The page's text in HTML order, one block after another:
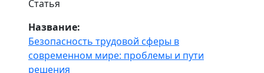
Статья
Название:
Безопасность трудовой сферы в
современном мире: проблемы и пути
решения